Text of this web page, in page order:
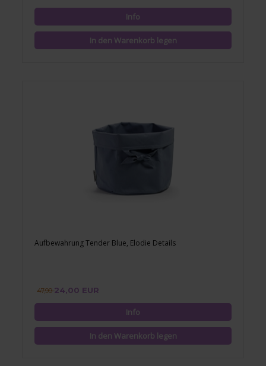
Aufbewahrung Tender Blue, Elodie Details
47,9924,00 EUR